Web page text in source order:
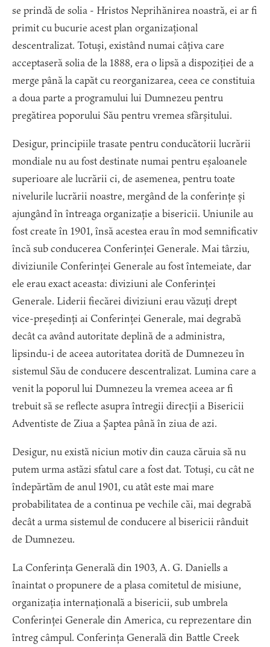
se prindă de solia - Hristos Neprihănirea noastră, ei ar fi
primit cu bucurie acest plan organizațional
descentralizat. Totuși, existând numai câțiva care
acceptaseră solia de la 1888, era o lipsă a dispoziției de a
merge până la capăt cu reorganizarea, ceea ce constituia
a doua parte a programului lui Dumnezeu pentru
pregătirea poporului Său pentru vremea sfârșitului.
Desigur, principiile trasate pentru conducătorii lucrării
mondiale nu au fost destinate numai pentru eșaloanele
superioare ale lucrării ci, de asemenea, pentru toate
nivelurile lucrării noastre, mergând de la conferințe și
ajungând în întreaga organizație a bisericii. Uniunile au
fost create în 1901, însă acestea erau în mod semnificativ
încă sub conducerea Conferinței Generale. Mai târziu,
diviziunile Conferinței Generale au fost întemeiate, dar
ele erau exact aceasta: diviziuni ale Conferinței
Generale. Liderii fiecărei diviziuni erau văzuți drept
vice-președinți ai Conferinței Generale, mai degrabă
decât ca având autoritate deplină de a administra,
lipsindu-i de aceea autoritatea dorită de Dumnezeu în
sistemul Său de conducere descentralizat. Lumina care a
venit la poporul lui Dumnezeu la vremea aceea ar fi
trebuit să se reflecte asupra întregii direcții a Bisericii
Adventiste de Ziua a Șaptea până în ziua de azi.
Desigur, nu există niciun motiv din cauza căruia să nu
putem urma astăzi sfatul care a fost dat. Totuși, cu cât ne
îndepărtăm de anul 1901, cu atât este mai mare
probabilitatea de a continua pe vechile căi, mai degrabă
decât a urma sistemul de conducere al bisericii rânduit
de Dumnezeu.
La Conferința Generală din 1903, A. G. Daniells a
înaintat o propunere de a plasa comitetul de misiune,
organizația internațională a bisericii, sub umbrela
Conferinței Generale din America, cu reprezentare din
întreg câmpul. Conferința Generală din Battle Creek